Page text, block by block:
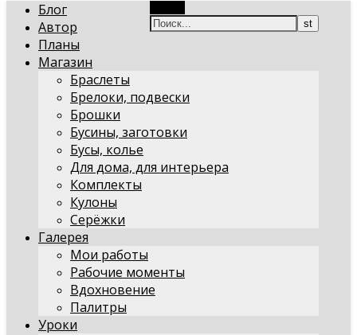
Блог
Автор
Планы
Магазин
Браслеты
Брелоки, подвески
Брошки
Бусины, заготовки
Бусы, колье
Для дома, для интерьера
Комплекты
Кулоны
Серёжки
Галерея
Мои работы
Рабочие моменты
Вдохновение
Палитры
Уроки